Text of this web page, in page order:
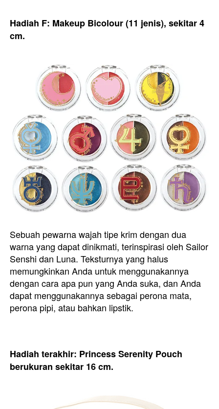
Hadiah F: Makeup Bicolour (11 jenis), sekitar 4
cm.
Sebuah pewarna wajah tipe krim dengan dua
warna yang dapat dinikmati, terinspirasi oleh Sailor
Senshi dan Luna. Teksturnya yang halus
memungkinkan Anda untuk menggunakannya
dengan cara apa pun yang Anda suka, dan Anda
dapat menggunakannya sebagai perona mata,
perona pipi, atau bahkan lipstik.
Hadiah terakhir: Princess Serenity Pouch
berukuran sekitar 16 cm.